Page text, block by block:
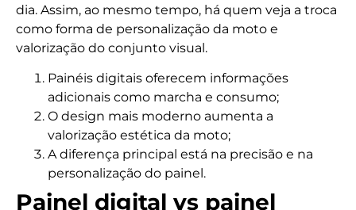
dia. Assim, ao mesmo tempo, há quem veja a troca
como forma de personalização da moto e
valorização do conjunto visual.
Painéis digitais oferecem informações
adicionais como marcha e consumo;
O design mais moderno aumenta a
valorização estética da moto;
A diferença principal está na precisão e na
personalização do painel.
Painel digital vs painel